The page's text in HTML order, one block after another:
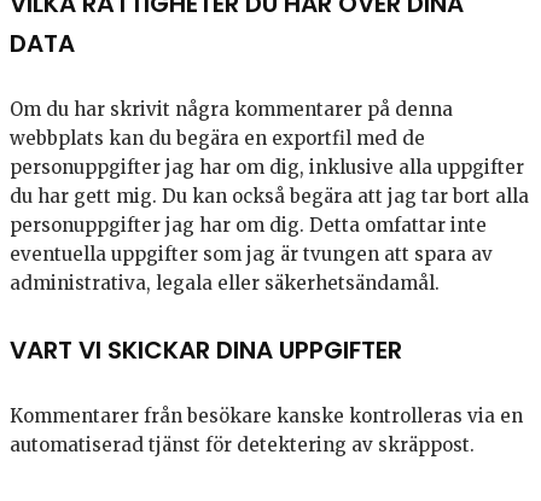
DATA
Om du har skrivit några kommentarer på denna
webbplats kan du begära en exportfil med de
personuppgifter jag har om dig, inklusive alla uppgifter
du har gett mig. Du kan också begära att jag tar bort alla
personuppgifter jag har om dig. Detta omfattar inte
eventuella uppgifter som jag är tvungen att spara av
administrativa, legala eller säkerhetsändamål.
VART VI SKICKAR DINA UPPGIFTER
Kommentarer från besökare kanske kontrolleras via en
automatiserad tjänst för detektering av skräppost.